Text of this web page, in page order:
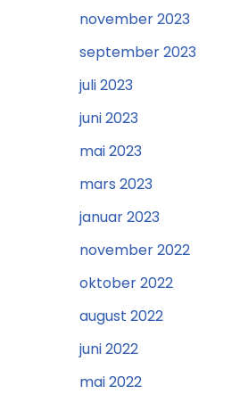
november 2023
september 2023
juli 2023
juni 2023
mai 2023
mars 2023
januar 2023
november 2022
oktober 2022
august 2022
juni 2022
mai 2022